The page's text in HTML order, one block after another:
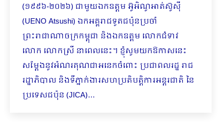
(១៩៩៦-២០២៦) ជាមួយឯកឧត្តម អ៊ូអិណូអាត់ស៊ូស៊ី
(UENO Atsushi) ឯកអគ្គរាជទូតជប៉ុនប្រចាំ
ព្រះរាជាណាចក្រកម្ពុជា និងឯកឧត្តម លោកជំទាវ
លោក លោកស្រី នាពេលនេះ។ ខ្ញុំសូមយកឱកាសនេះ
សម្ដែងនូវអំណរគុណជាអនេកចំពោះ ប្រជាពលរដ្ឋ រាជ
រដ្ឋាភិបាល និងទីភ្នាក់ងារសហប្រតិបត្តិការអន្តរជាតិ នៃ
ប្រទេសជប៉ុន (JICA)…